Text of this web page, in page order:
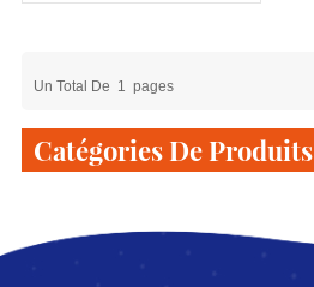
Un Total De 1 Pages
Catégories De Produits